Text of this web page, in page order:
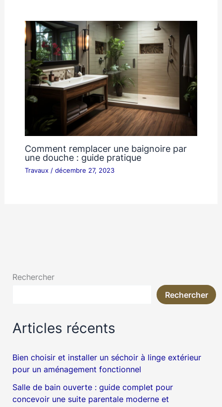
Comment remplacer une baignoire par
une douche : guide pratique
Travaux/ décembre 27, 2023
Rechercher
Rechercher
Articles récents
Bien choisir et installer un séchoir à linge extérieur
pour un aménagement fonctionnel
Salle de bain ouverte : guide complet pour
concevoir une suite parentale moderne et